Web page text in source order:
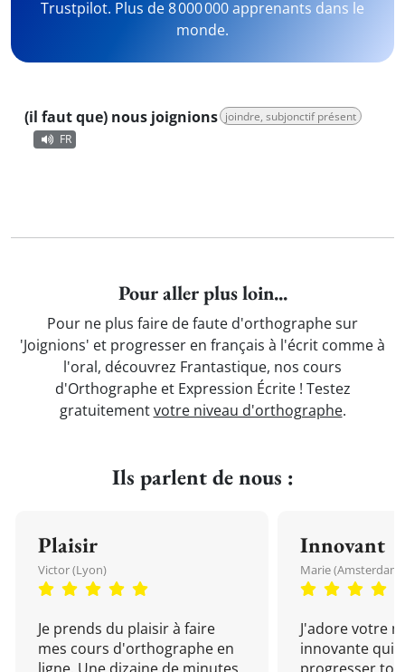
Trustpilot. Plus de 8 000 000 apprenants dans le
monde.
(il faut que) nous joignions joindre, subjonctif présent
FR
Pour aller plus loin...
Pour ne plus faire de faute d'orthographe sur
'Joignions' et progresser en français à l'écrit comme à
l'oral, découvrez Frantastique, nos cours
d'Orthographe et Expression Écrite ! Testez
gratuitementvotre niveau d'orthographe.
Ils parlent de nous :
Plaisir
Victor (Lyon)
Je prends du plaisir à faire
mes cours d'orthographe en
Innovant
Marie (Amsterdam)
J'adore votre
innovante qui